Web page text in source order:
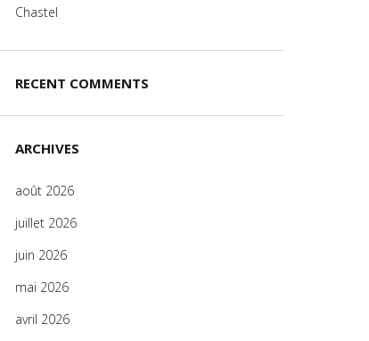
Chastel
RECENT COMMENTS
ARCHIVES
août 2026
juillet 2026
juin 2026
mai 2026
avril 2026